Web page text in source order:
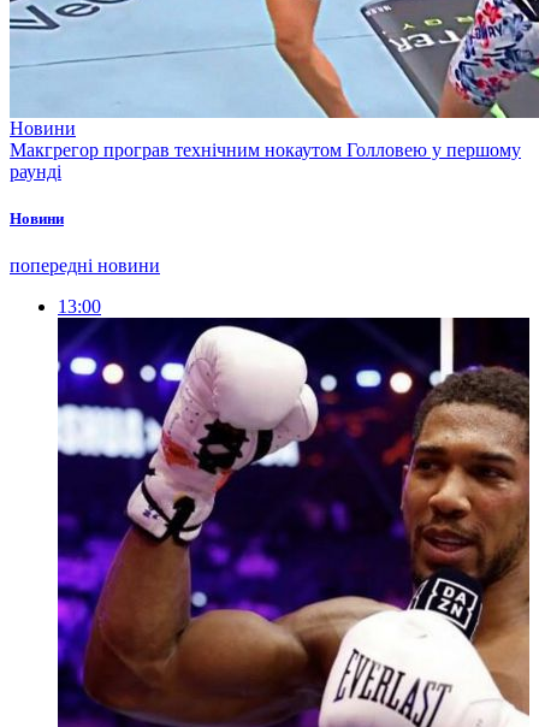
Новини
Макгрегор програв технічним нокаутом Голловею у першому
раунді
Новини
попередні новини
13:00